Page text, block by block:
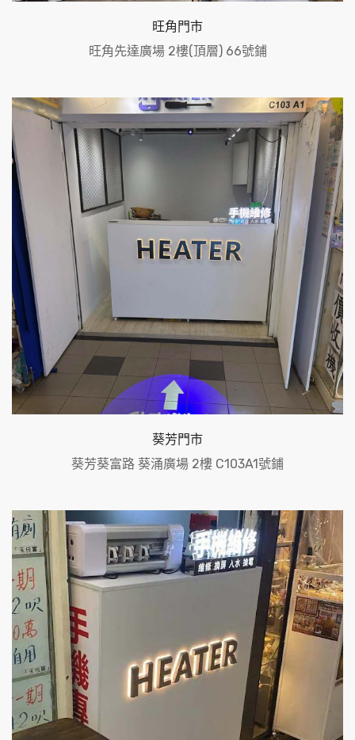
旺角門市
旺角先達廣場 2樓(頂層) 66號鋪
葵芳門市
葵芳葵富路 葵涌廣場 2樓 C103A1號鋪